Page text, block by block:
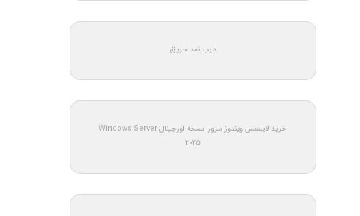
درب ضد حریق
خرید لایسنس ویندوز سرور: نسخه اورجینال Windows Server
2025